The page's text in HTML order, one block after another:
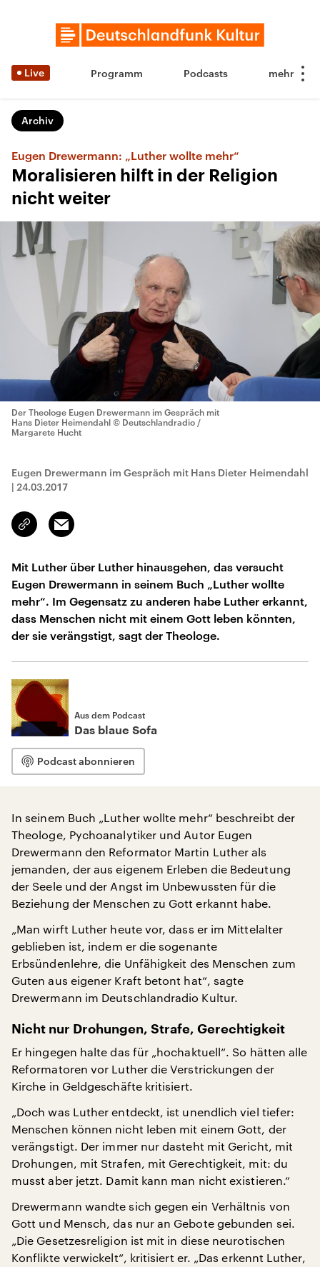
Live Programm Podcasts
Archiv
Eugen Drewermann: „Luther wollte mehr“
Moralisieren hilft in der Religion
nicht weiter
Der Theologe Eugen Drewermann im Gespräch mit
Hans Dieter Heimendahl © Deutschlandradio /
Margarete Hucht
Eugen Drewermann im Gespräch mit Hans Dieter Heimendahl
| 24.03.2017
Link
kopieren/teilen
Email
Mit Luther über Luther hinausgehen, das versucht
Eugen Drewermann in seinem Buch „Luther wollte
mehr“. Im Gegensatz zu anderen habe Luther erkannt,
dass Menschen nicht mit einem Gott leben könnten,
der sie verängstigt, sagt der Theologe.
Aus dem Podcast
Das blaue Sofa
Podcast abonnieren
In seinem Buch „Luther wollte mehr“ beschreibt der
Theologe, Pychoanalytiker und Autor Eugen
Drewermann den Reformator Martin Luther als
jemanden, der aus eigenem Erleben die Bedeutung
der Seele und der Angst im Unbewussten für die
Beziehung der Menschen zu Gott erkannt habe.
„Man wirft Luther heute vor, dass er im Mittelalter
geblieben ist, indem er die sogenante
Erbsündenlehre, die Unfähigkeit des Menschen zum
Guten aus eigener Kraft betont hat“, sagte
Drewermann im Deutschlandradio Kultur.
Nicht nur Drohungen, Strafe, Gerechtigkeit
Er hingegen halte das für „hochaktuell“. So hätten alle
Reformatoren vor Luther die Verstrickungen der
Kirche in Geldgeschäfte kritisiert.
„Doch was Luther entdeckt, ist unendlich viel tiefer:
Menschen können nicht leben mit einem Gott, der
verängstigt. Der immer nur dasteht mit Gericht, mit
Drohungen, mit Strafen, mit Gerechtigkeit, mit: du
musst aber jetzt. Damit kann man nicht existieren.“
Drewermann wandte sich gegen ein Verhältnis von
Gott und Mensch, das nur an Gebote gebunden sei.
„Die Gesetzesreligion ist mit in diese neurotischen
Konflikte verwickelt“, kritisiert er. „Das erkennt Luther,